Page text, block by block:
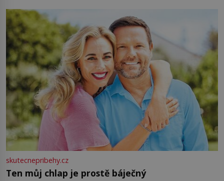
můžete obohatit své rituály a přinést do svého života
větší harmonii a klid. Je důležité
skutecnepribehy.cz
Ten můj chlap je prostě báječný